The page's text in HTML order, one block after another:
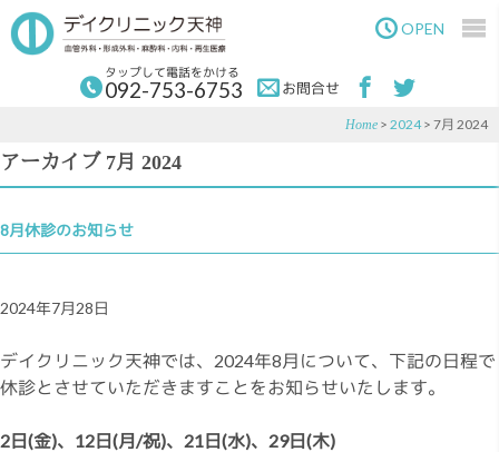
to
main
content
to
primary
sidebar
タップして電話をかける
092-753-6753 お問合せ
OPEN
Home > 2024> 7月 2024
アーカイブ 7月 2024
8月休診のお知らせ
2024年7月28日
デイクリニック天神では、2024年8月について、下記の日程で
休診とさせていただきますことをお知らせいたします。
2日(金)、12日(月/祝)、21日(水)、29日(木)